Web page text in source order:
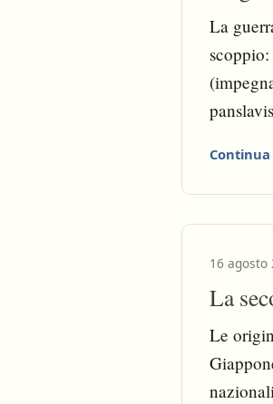
La
alla
16 agosto
La
Le